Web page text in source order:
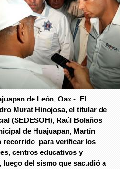
de León, Oax.- El
Murat Hinojosa, el titular de
(SEDESOH), Raúl Bolaños
de Huajuapan, Martín
recorrido para verificar los
centros educativos y
del sismo que sacudió a